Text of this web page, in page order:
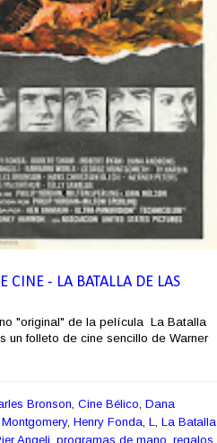
CINE - LA BATALLA DE LAS
"original" de la película La Batalla
un folleto de cine sencillo de Warner
Bronson, Cine Bélico, Dana
, Henry Fonda, L, La Batalla
Angeli, programas de mano, regalos,